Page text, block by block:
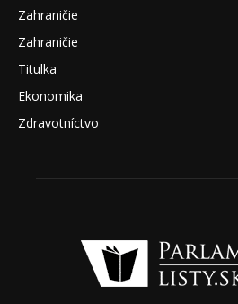
Zahraničie
Zahraničie
Titulka
Ekonomika
Zdravotníctvo